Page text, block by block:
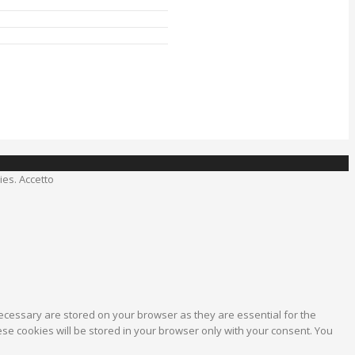
Accetto
are stored on your browser as they are essential for the
cookies will be stored in your browser only with your consent. You